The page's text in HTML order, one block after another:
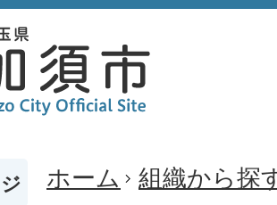
ホーム 組織から探